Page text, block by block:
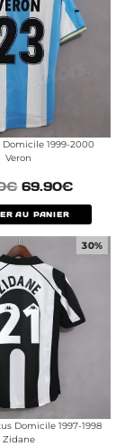
1999-2000
Veron
€ 69.90€
AU PANIER
30%
Domicile 1997-1998
Zidane